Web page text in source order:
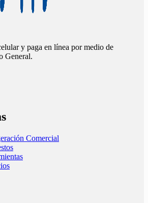
y paga en línea por medio de
General.
Comercial